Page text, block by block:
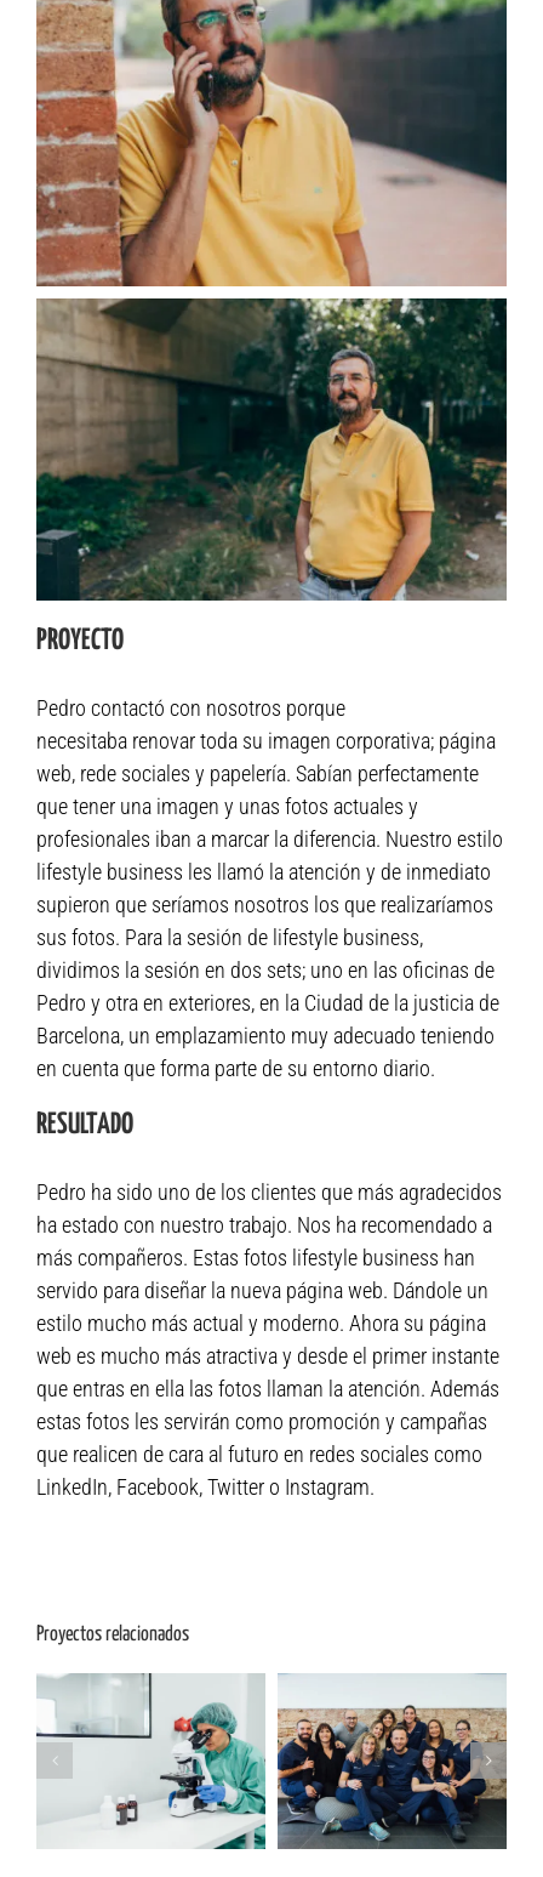
PROYECTO
Pedro contactó con nosotros porque
necesitaba renovar toda su imagen corporativa; página
web, rede sociales y papelería. Sabían perfectamente
que tener una imagen y unas fotos actuales y
profesionales iban a marcar la diferencia. Nuestro estilo
lifestyle business les llamó la atención y de inmediato
supieron que seríamos nosotros los que realizaríamos
sus fotos. Para la sesión de lifestyle business,
dividimos la sesión en dos sets; uno en las oficinas de
Pedro y otra en exteriores, en la Ciudad de la justicia de
Barcelona, un emplazamiento muy adecuado teniendo
en cuenta que forma parte de su entorno diario.
RESULTADO
Pedro ha sido uno de los clientes que más agradecidos
ha estado con nuestro trabajo. Nos ha recomendado a
más compañeros. Estas fotos lifestyle business han
servido para diseñar la nueva página web. Dándole un
estilo mucho más actual y moderno. Ahora su página
web es mucho más atractiva y desde el primer instante
que entras en ella las fotos llaman la atención. Además
estas fotos les servirán como promoción y campañas
que realicen de cara al futuro en redes sociales como
LinkedIn, Facebook, Twitter o Instagram.
Proyectos relacionados
Institute Bcn
Clínica Frielander –
Fotos corporativas